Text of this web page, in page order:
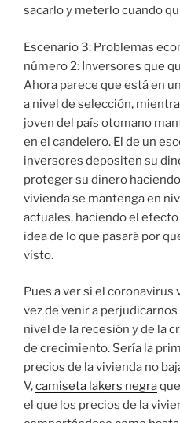
sacarlo y meterlo cuando
Escenario 3: Problemas
número 2: Inversores que
Ahora parece que está en
a nivel de selección,
joven del país otomano
en el candelero. El de un
inversores depositen su
proteger su dinero
vivienda se mantenga en
actuales, haciendo el
idea de lo que pasará por
visto.
Pues a ver si el coronavirus
vez de venir a
nivel de la recesión y de la
de crecimiento. Sería la
precios de la vivienda no
V,camiseta lakers negra
el que los precios de la